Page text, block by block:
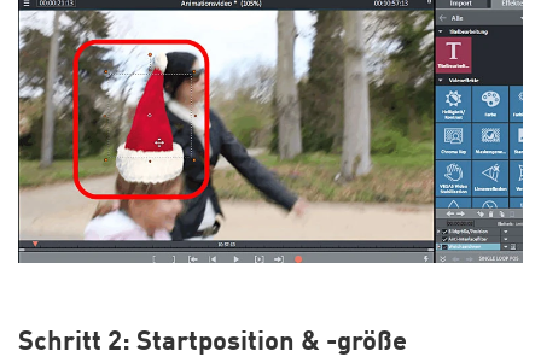
Schritt 2: Startposition & -größe